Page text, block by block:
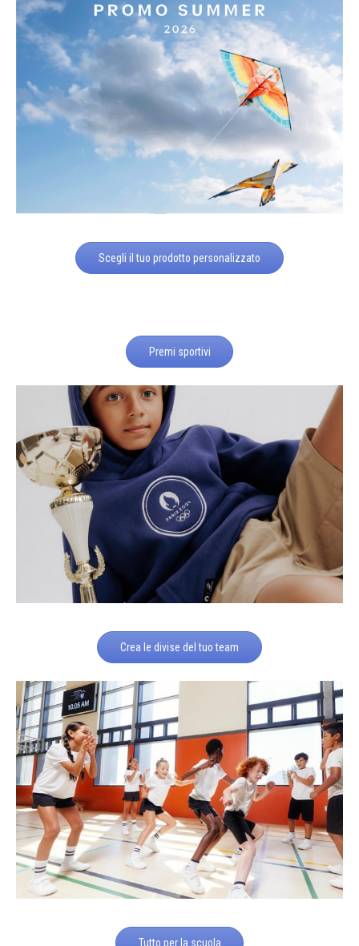
Scegli il tuo prodotto personalizzato
Premi sportivi
Crea le divise del tuo team
Tutto per la scuola